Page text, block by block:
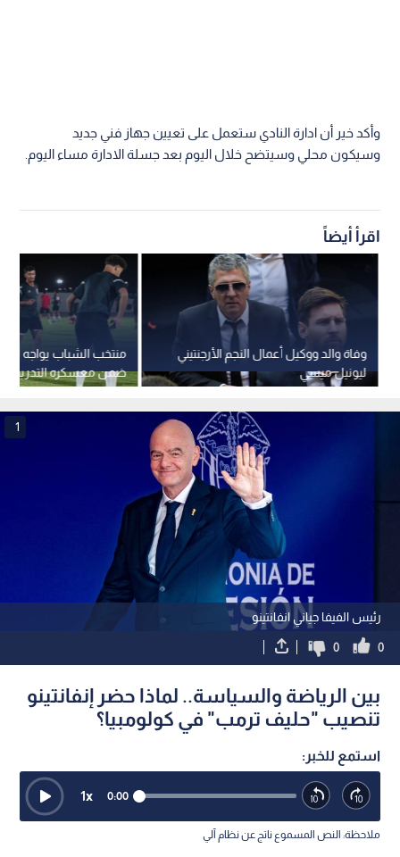
وأكد خير أن ادارة النادي ستعمل على تعيين جهاز فني جديد
وسيكون محلي وسيتضح خلال اليوم بعد جسلة الادارة مساء اليوم.
اقرأ أيضاً
منتخب الشباب يواجه
ضمن معسكره التدريبي
وفاة والد ووكيل أعمال النجم الأرجنتيني
ليونيل ميسي
رئيس الفيفا جياني انفانتينو
1
0
0
بين الرياضة والسياسة.. لماذا حضر إنفانتينو
تنصيب "حليف ترمب" في كولومبيا؟
استمع للخبر:
0:00
1x
ملاحظة: النص المسموع ناتج عن نظام آلي